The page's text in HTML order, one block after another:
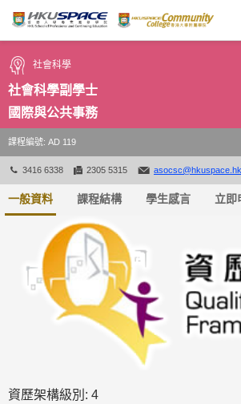
主
內
容
社會科學
社會科學副學士
國際與公共事務
課程編號: AD 119
3416 6338 2305 5315
一般資料 課程結構 學生感言 立即
資歷架構級別: 4